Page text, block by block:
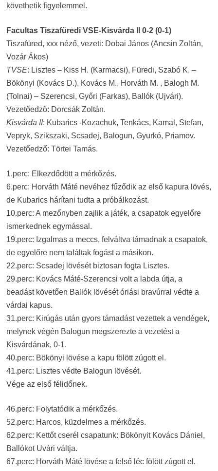
követhetik figyelemmel.
Facultas Tiszafüredi VSE-Kisvárda II 0-2 (0-1)
Tiszafüred, xxx néző, vezeti: Dobai János (Ancsin Zoltán,
Vozár Ákos)
TVSE: Lisztes – Kiss H. (Karmacsi), Füredi, Szabó K. –
Bökönyi (Kovács D.), Kovács M., Horváth M. , Balogh M.
(Tolnai) – Szerencsi, Győri (Farkas), Ballók (Ujvári).
Vezetőedző: Dorcsák Zoltán.
Kisvárda II: Kubarics -Kozachuk, Tenkács, Kamal, Stefan,
Vepryk, Szikszaki, Scsadej, Balogun, Gyurkó, Priamov.
Vezetőedző: Törtei Tamás.
1.perc: Elkezdődött a mérkőzés.
6.perc: Horváth Máté nevéhez fűződik az első kapura lövés,
de Kubarics hárítani tudta a próbálkozást.
10.perc: A mezőnyben zajlik a játék, a csapatok egyelőre
ismerkednek egymással.
19.perc: Izgalmas a meccs, felváltva támadnak a csapatok,
de egyelőre nem találtak fogást a másikon.
22.perc: Scsadej lövését biztosan fogta Lisztes.
29.perc: Kovács Máté-Szerencsi volt a labda útja, a
beadást követően Ballók lövését óriási bravúrral védte a
várdai kapus.
31.perc: Kirúgás után gyors támadást vezettek a vendégek,
melynek végén Balogun megszerezte a vezetést a
Kisvárdának, 0-1.
40.perc: Bökönyi lövése a kapu fölött zúgott el.
41.perc: Lisztes védte Balogun lövését.
Vége az első félidőnek.
46.perc: Folytatódik a mérkőzés.
52.perc: Harcos, küzdelmes a mérkőzés.
62.perc: Kettőt cserél csapatunk: Bökönyit Kovács Dániel,
Ballókot Uvári váltja.
67.perc: Horváth Máté lövése a felső léc fölött zúgott el.